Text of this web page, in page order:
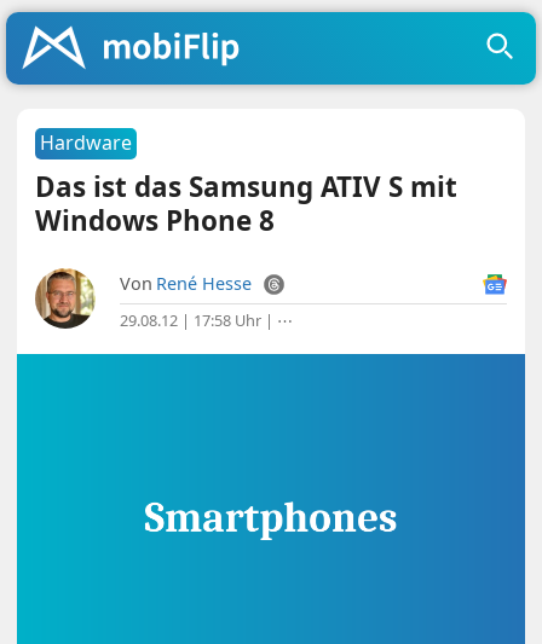
Hardware
Das ist das Samsung ATIV S mit
Windows Phone 8
Von René Hesse
29.08.12 | 17:58 Uhr | ⋯